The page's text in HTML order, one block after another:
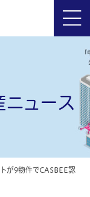
ュース
が9物件でCASBEE認